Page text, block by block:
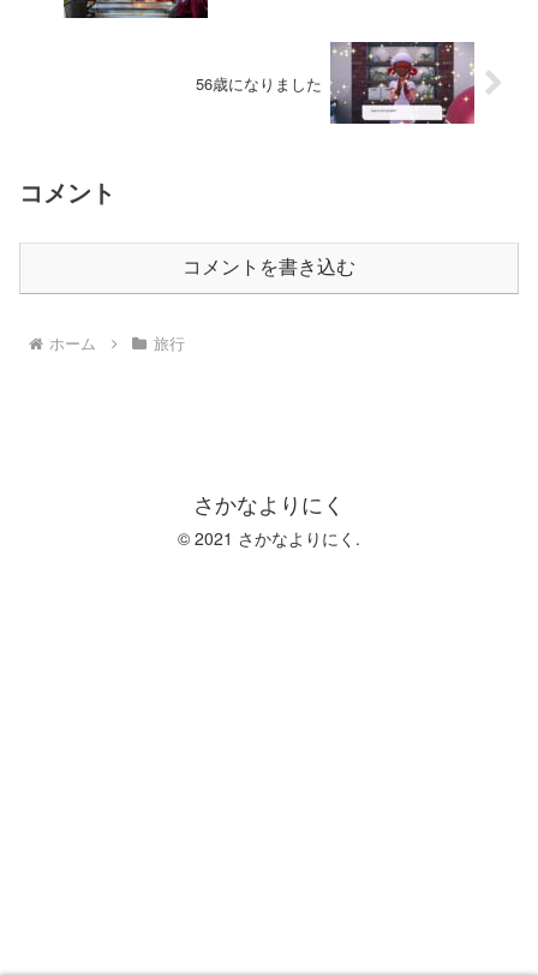
56歳になりました
コメント
コメントを書き込む
ホーム 旅行
さかなよりにく
© 2021 さかなよりにく.